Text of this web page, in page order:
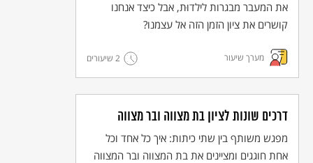
מערך שני:דרכים שונות לציון בת המצווה ובר המצווה
את המעבר מבגרות לילדוּת, אבל כיצד אנחנו
קושרים את ציון הזמן הזה אל עצמנו?
מערך שיעור 2 שיעורים
דרכים שונות לציון בת מצווה ובר מצווה
מפגש משותף בין שתי כיתות: איך כל אחד וכל
אחת חוגגים ומציינים את בת המצווה ובר המצווה